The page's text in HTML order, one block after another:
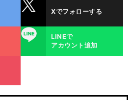
Xでフォローする
LINE
LINEで
アカウント追加